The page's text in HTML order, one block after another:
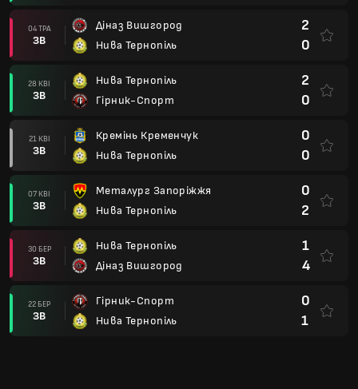
04 ТРА
ЗВ
Діназ Вишгород
Нива Тернопіль
2
0
28 КВІ
ЗВ
Нива Тернопіль
Гірник-Спорт
2
0
21 КВІ
ЗВ
Кремінь Кременчук
Нива Тернопіль
0
0
07 КВІ
ЗВ
Металург Запоріжжя
Нива Тернопіль
0
2
30 БЕР
ЗВ
Нива Тернопіль
Діназ Вишгород
1
4
22 БЕР
ЗВ
Гірник-Спорт
Нива Тернопіль
0
1